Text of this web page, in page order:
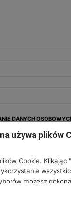
DANYCH
opublikowany,
jest wymagane, są
the
używa plików
Cookie. Klikając
możesz